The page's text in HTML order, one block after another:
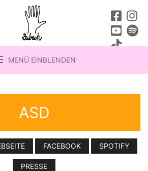
MENÜ EINBLENDEN
ASD
FACEBOOK SPOTIFY
PRESSE